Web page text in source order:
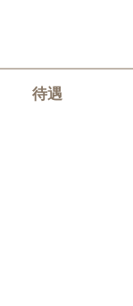
待遇